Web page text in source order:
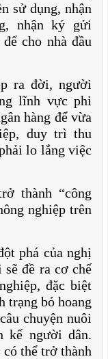
sử dụng, nhận
nhận ký gửi
cho nhà đầu
ra đời, người
lĩnh vực phi
hàng để vừa
duy trì thu
lo lắng việc
thành “công
nghiệp trên
phá của nghị
đề ra cơ chế
đặc biệt
trạng bỏ hoang
chuyện nuôi
kế người dân.
thể trở thành